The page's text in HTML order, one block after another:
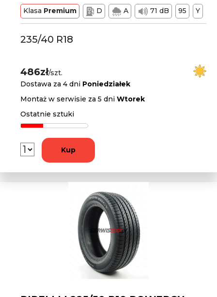
Klasa Premium D A 71 dB 95 Y
235/40 R18
486zł/szt.
Dostawa za 4 dni Poniedziałek
Montaż w serwisie za 5 dniWtorek
Ostatnie sztuki
Kup